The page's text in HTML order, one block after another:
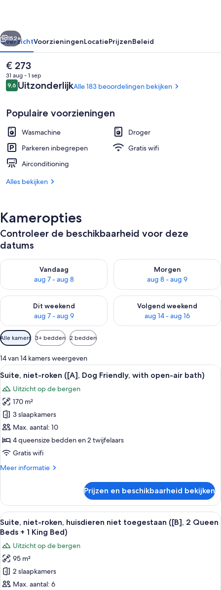
Suite, niet-roken ([A], Dog Friendly,
Volgende
152+
OverzichtVoorzieningenLocatiePrijzenBeleid
De
huidige
prijs
is
€ 273
31 aug - 1 sep
Beoordelingen
9,69,6 op 10 –
UitzonderlijkAlle 183 beoordelingen bekijken
Populaire voorzieningen
Wasmachine
Droger
Parkeren inbegrepen
Gratis wifi
Airconditioning
Alles bekijken
Kameropties
Controleer de beschikbaarheid voor deze
datums
Vandaag
aug 7 - aug 8
De beschikbaarheid controleren voor vanavond aug 7 - aug 8
Morgen
aug 8 - aug 9
De beschikbaarheid
Dit weekend
aug 7 - aug 9
De beschikbaarheid controleren voor dit weekend aug 7 -
Volgend weekend
aug 14 - aug 16
De beschikbaarheid
Beschikbare
filters
voor
kamers
Alle kamers 3+ bedden 2 bedden
14 van 14 kamers weergeven
Alle
foto's
voor
Suite,
niet-
roken
([A],
Dog
with
bath)
laden
Een moderne woonkamer met een
48
Suite, niet-roken ([A], Dog Friendly, with open-air bath)
Uitzicht op de bergen
170 m²
3 slaapkamers
Max. aantal: 10
4 queensize bedden en 2 twijfelaars
Gratis wifi
Meer informatie
Meer
niet-
roken
([A],
Dog
with
open-
air
bath)
Prijzen en beschikbaarheid bekijken
Alle
foto's
Suite,
niet-
roken,
huisdieren
Suite, niet-roken, huisdieren niet
27
Suite, niet-roken, huisdieren niet toegestaan ([B], 2 Queen
Beds + 1 King Bed)
Uitzicht op de bergen
95 m²
2 slaapkamers
Max. aantal: 6